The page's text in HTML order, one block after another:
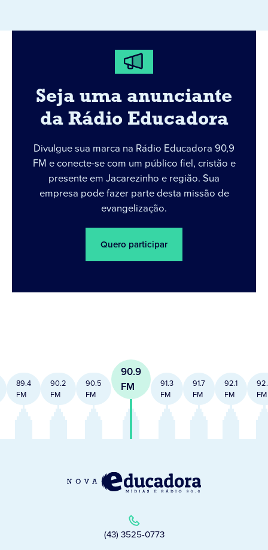
Seja uma anunciante
da Rádio Educadora
Divulgue sua marca na Rádio Educadora 90,9
FM e conecte-se com um público fiel, cristão e
presente em Jacarezinho e região. Sua
empresa pode fazer parte desta missão de
evangelização.
Quero participar
89.4
FM
90.2
FM
90.5
FM
90.9
FM
91.3
FM
91.7
FM
92.1
FM
FM
(43) 3525-0773